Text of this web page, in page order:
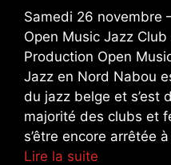
Samedi 26 novembre
Open Music Jazz
Production Open
Jazz en Nord Nabou
du jazz belge et s’est
majorité des clubs et
s’être encore arrêtée
Lire la suite